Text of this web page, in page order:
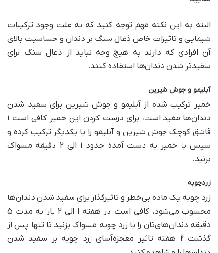
البته به این نکته مهم توجه کنید که به علت وجود ترکیبات
شیمایی و تاثیرات خاص ذغال سنگ بر دندان و حساسیت بالای
آن افرادی که دارند به هیچ وجه نباید از ذغال سنگ برای
سفیدتر شدن دندان‌ها استفاده کنند.
آبلیمو و جوش شیرین
خمیر ترکیب شده از آبلیمو و جوش شیرین برای سفید شدن
دندان‌ها مفید است، برای درست کردن این خمیر کافی است ۱
قاشق کوچک جوش شیرین و آبلیمو را با یکدیگر ترکیب کرده و
سپس با خمیر به دست آمده حدود ۱ الی ۲ دقیقه مسواک
بزنید.
زردچوبه
زرد چوبه یک ماده بی‌خطر و تاثیرگذار برای سفید شدن دندان‌ها
محسوب می‌شود، کافی است در هفته ا الی ۲ بار به مدت ۵
دقیقه دندان‌ها‌ی‌تان را با زرد چوبه مسواک بزنید تا تنها پس از
گذشت ۲ هفته تاثیر معجزه‌آسای زرد چوبه بر سفید شدن